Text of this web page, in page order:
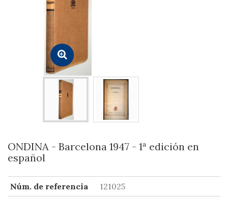
ONDINA - Barcelona 1947 - 1ª edición en
español
Núm. de referencia
121025